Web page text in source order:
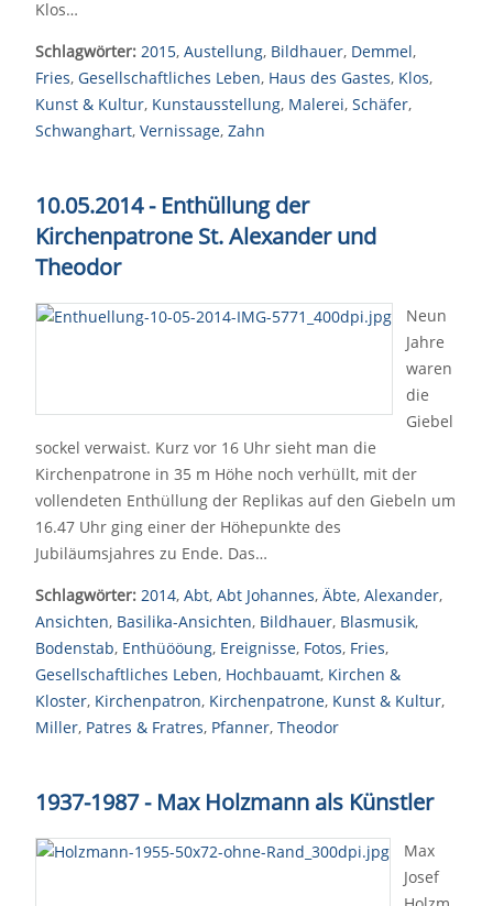
Klos…
Schlagwörter: 2015, Austellung, Bildhauer, Demmel,
Fries, Gesellschaftliches Leben, Haus des Gastes, Klos,
Kunst & Kultur, Kunstausstellung, Malerei, Schäfer,
Schwanghart, Vernissage, Zahn
10.05.2014 - Enthüllung der
Kirchenpatrone St. Alexander und
Theodor
Neun
Jahre
waren
die
Giebel
sockel verwaist. Kurz vor 16 Uhr sieht man die
Kirchenpatrone in 35 m Höhe noch verhüllt, mit der
vollendeten Enthüllung der Replikas auf den Giebeln um
16.47 Uhr ging einer der Höhepunkte des
Jubiläumsjahres zu Ende. Das…
Schlagwörter: 2014, Abt, Abt Johannes, Äbte, Alexander,
Ansichten, Basilika-Ansichten, Bildhauer, Blasmusik,
Bodenstab, Enthüööung, Ereignisse, Fotos, Fries,
Gesellschaftliches Leben, Hochbauamt, Kirchen &
Kloster, Kirchenpatron, Kirchenpatrone, Kunst & Kultur,
Miller, Patres & Fratres, Pfanner, Theodor
1937-1987 - Max Holzmann als Künstler
Max
Josef